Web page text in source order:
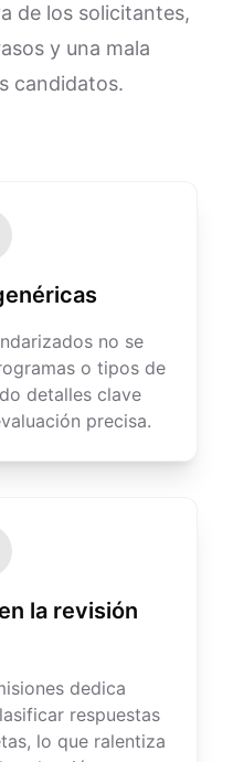
de los solicitantes,
y una mala
candidatos.
no se
o tipos de
detalles clave
precisa.
la revisión
dedica
respuestas
lo que ralentiza